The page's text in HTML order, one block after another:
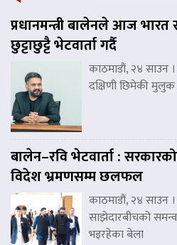
प्रधानमन्त्री बालेनले आज
छुट्टाछुट्टै भेटवार्ता गर्दै
काठमाडौं, २४ साउन
दक्षिणी छिमेकी मुलुक
बालेन–रवि भेटवार्ता :
विदेश भ्रमणसम्म छलफल
काठमाडौं, २४ साउन
साझेदारबीचको
भइरहेका बेला